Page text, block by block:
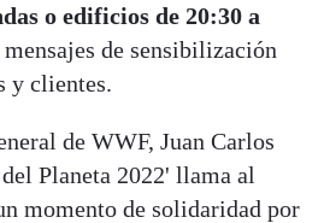
o edificios de 20:30 a
de sensibilización
y clientes.
de WWF, Juan Carlos
Planeta 2022' llama al
momento de solidaridad por